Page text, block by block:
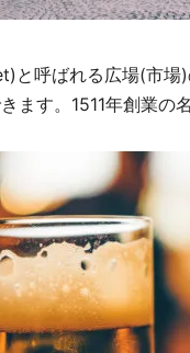
呼ばれる広場(市場
ます。1511年創業の名